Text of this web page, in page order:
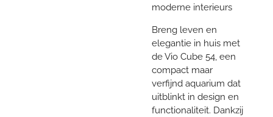
moderne interieurs
Breng leven en
elegantie in huis met
de Vio Cube 54, een
compact maar
verfijnd aquarium dat
uitblinkt in design en
functionaliteit. Dankzij